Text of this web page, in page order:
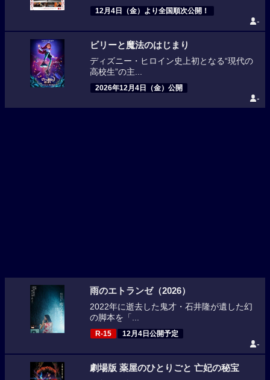
12月4日（金）より全国順次公開！
-
ビリーと魔法のはじまり
ディズニー・ヒロイン史上初となる“現代の
高校生”の主...
2026年12月4日（金）公開
-
雨のエトランゼ（2026）
2022年に逝去した鬼才・石井隆が遺した幻
の脚本を「...
R-15 12月4日公開予定
-
劇場版 薬屋のひとりごと 亡妃の秘宝